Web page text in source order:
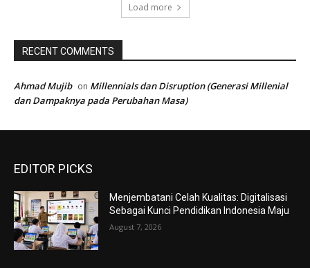
Load more
RECENT COMMENTS
Ahmad Mujib on Millennials dan Disruption (Generasi Millenial
dan Dampaknya pada Perubahan Masa)
EDITOR PICKS
Menjembatani Celah Kualitas: Digitalisasi
Sebagai Kunci Pendidikan Indonesia Maju
August 7, 2026